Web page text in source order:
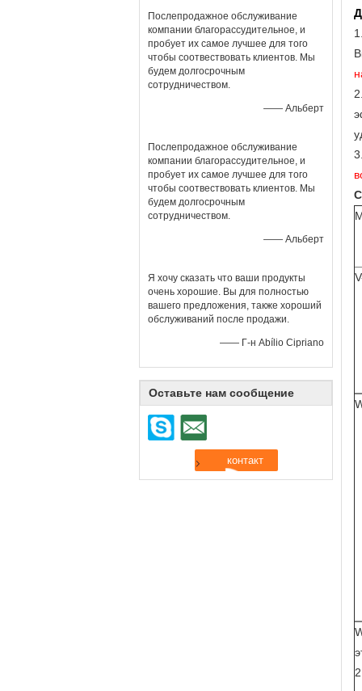
Послепродажное обслуживание
компании благорассудительное, и
пробует их самое лучшее для того
чтобы соотвествовать клиентов. Мы
будем долгосрочным
сотрудничеством.
—— Альберт
Послепродажное обслуживание
компании благорассудительное, и
пробует их самое лучшее для того
чтобы соотвествовать клиентов. Мы
будем долгосрочным
сотрудничеством.
—— Альберт
Я хочу сказать что ваши продукты
очень хорошие. Вы для полностью
вашего предложения, также хороший
обслуживаний после продажи.
—— Г-н Abílio Cipriano
Оставьте нам сообщение
2